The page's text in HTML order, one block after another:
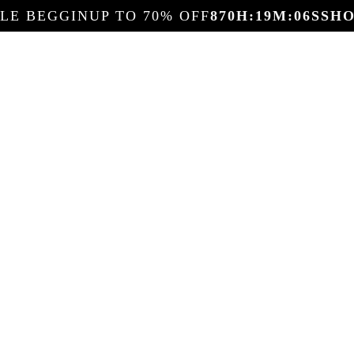
BEGGINUP TO 70% OFF870H: 19M:05S